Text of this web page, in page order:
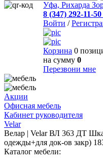
Уфа, Рихарда
8 (347) 292-11-50
Войти /
Корзина 0
на сумму 0
Перезвони мне
Акции
Офисная мебель
Кабинет руководителя
Velar
Велар | Velar ВЛ 363 ДТ
одежды+для док-ов закр)
Каталог мебели: